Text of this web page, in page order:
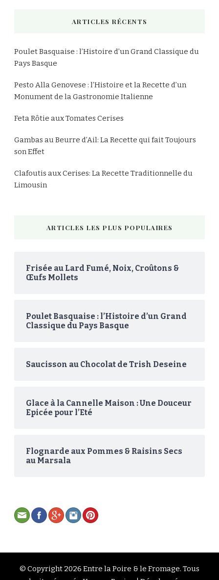
ARTICLES RÉCENTS
Poulet Basquaise : l’Histoire d’un Grand Classique du
Pays Basque
Pesto Alla Genovese : l’Histoire et la Recette d’un
Monument de la Gastronomie Italienne
Feta Rôtie aux Tomates Cerises
Gambas au Beurre d’Ail: La Recette qui fait Toujours
son Effet
Clafoutis aux Cerises: La Recette Traditionnelle du
Limousin
ARTICLES LES PLUS POPULAIRES
Frisée au Lard Fumé, Noix, Croûtons &
Œufs Mollets
Poulet Basquaise : l’Histoire d’un Grand
Classique du Pays Basque
Saucisson au Chocolat de Trish Deseine
Glace à la Cannelle Maison : Une Douceur
Epicée pour l’Eté
Flognarde aux Pommes & Raisins Secs
au Marsala
© Copyright 2026 Entre la Poire & le Fromage. Tous